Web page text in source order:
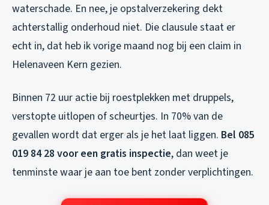
waterschade. En nee, je opstalverzekering dekt
achterstallig onderhoud niet. Die clausule staat er
echt in, dat heb ik vorige maand nog bij een claim in
Helenaveen Kern gezien.
Binnen 72 uur actie bij roestplekken met druppels,
verstopte uitlopen of scheurtjes. In 70% van de
gevallen wordt dat erger als je het laat liggen. Bel 085
019 84 28 voor een gratis inspectie, dan weet je
tenminste waar je aan toe bent zonder verplichtingen.